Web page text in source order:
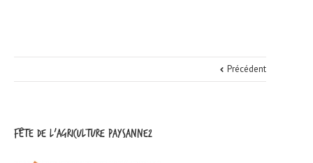
Précédent
fête de l'agriculture paysanne2